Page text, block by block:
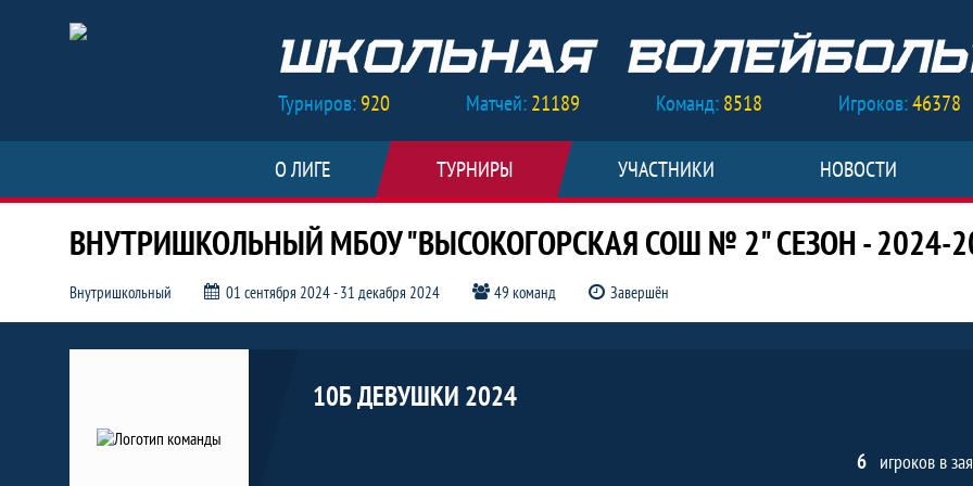
Турниров:920 Матчей:21189 Команд:8518 Игроков:46378
О ЛИГЕ ТУРНИРЫ УЧАСТНИКИ НОВОСТИ
ВНУТРИШКОЛЬНЫЙ МБОУ "ВЫСОКОГОРСКАЯ СОШ № 2" СЕЗОН - 2024-
Внутришкольный 01 сентября 2024 - 31 декабря 2024 49 команд Завершён
Заявка команды 10б девушки 2024, Внутришкольный МБОУ
10Б ДЕВУШКИ 2024
6 игроков в